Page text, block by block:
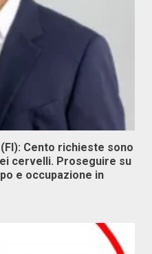
Cento richieste sono
cervelli. Proseguire su
e occupazione in